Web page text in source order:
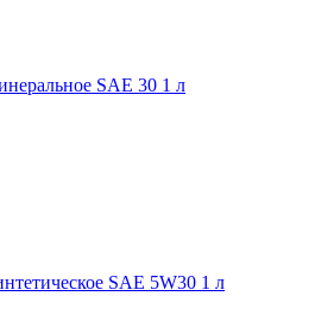
SAE 30 1 л
SAE 5W30 1 л